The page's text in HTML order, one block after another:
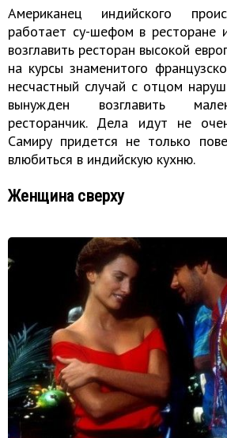
Американец индийского
работает су-шефом в ресторане
возглавить ресторан высокой
на курсы знаменитого
несчастный случай с отцом
вынужден возглавить
ресторанчик. Дела идут не
Самиру придется не только
влюбиться в индийскую кухню.
Женщина сверху